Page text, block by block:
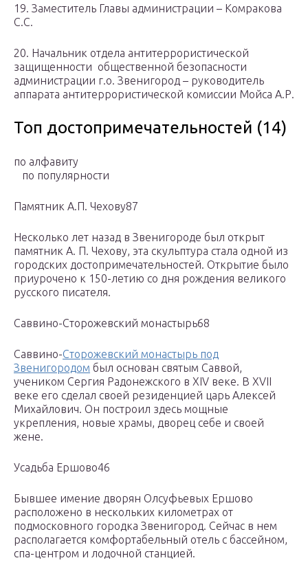
19. Заместитель Главы администрации – Комракова
С.С.
20. Начальник отдела антитеррористической
защищенности общественной безопасности
администрации г.о. Звенигород – руководитель
аппарата антитеррористической комиссии Мойса А.Р.
Топ достопримечательностей (14)
по алфавиту
по популярности
Памятник А.П. Чехову87
Несколько лет назад в Звенигороде был открыт
памятник А. П. Чехову, эта скульптура стала одной из
городских достопримечательностей. Открытие было
приурочено к 150-летию со дня рождения великого
русского писателя.
Саввино-Сторожевский монастырь68
Саввино-Сторожевский монастырь под
Звенигородом был основан святым Саввой,
учеником Сергия Радонежского в XIV веке. В XVII
веке его сделал своей резиденцией царь Алексей
Михайлович. Он построил здесь мощные
укрепления, новые храмы, дворец себе и своей
жене.
Усадьба Ершово46
Бывшее имение дворян Олсуфьевых Ершово
расположено в нескольких километрах от
подмосковного городка Звенигород. Сейчас в нем
располагается комфортабельный отель с бассейном,
спа-центром и лодочной станцией.